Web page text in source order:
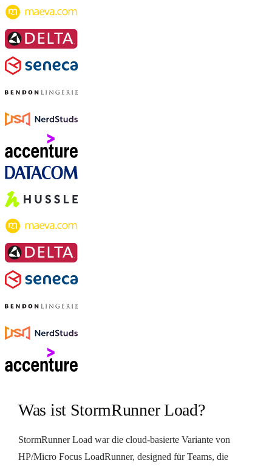
Was ist StormRunner Load?
StormRunner Load war die cloud-basierte Variante von
HP/Micro Focus LoadRunner, designed für Teams, die